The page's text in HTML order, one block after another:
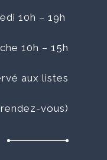
10h – 19h
10h – 15h
aux listes
vous)